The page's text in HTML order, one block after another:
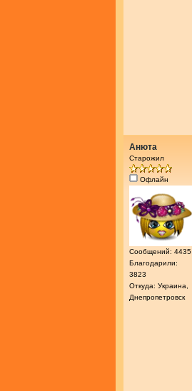
Анюта
Старожил
Офлайн
Сообщений: 4435
Благодарили:
3823
Откуда: Украина,
Днепропетровск